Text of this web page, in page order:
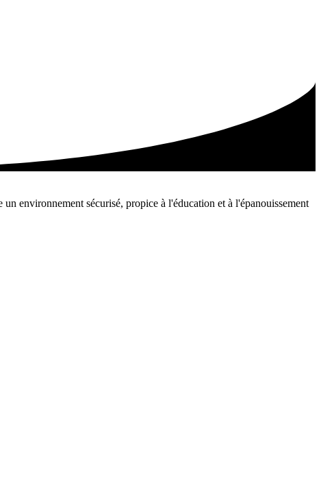
environnement sécurisé, propice à l'éducation et à l'épanouissement